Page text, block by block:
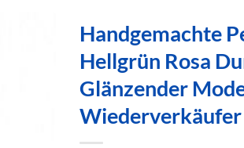
Handgemachte
Hellgrün Rosa
Glänzender
Wiederverkäufer